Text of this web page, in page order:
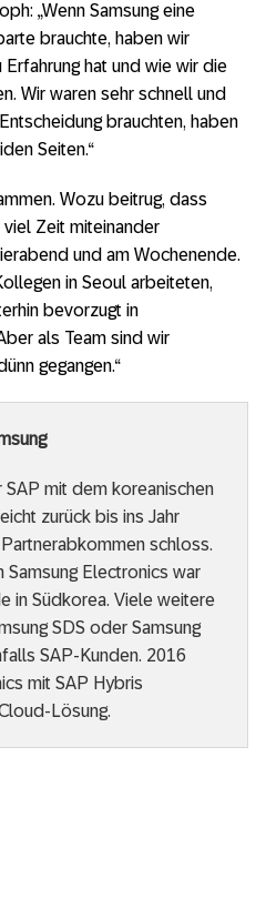
„Wenn Samsung eine
brauchte, haben wir
hat und wie wir die
Wir waren sehr schnell und
brauchten, haben
Seiten.“
Wozu beitrug, dass
viel Zeit miteinander
und am Wochenende.
in Seoul arbeiteten,
bevorzugt in
als Team sind wir
gegangen.“
mit dem koreanischen
zurück bis ins Jahr
schloss.
Samsung Electronics war
in Südkorea. Viele weitere
SDS oder Samsung
SAP-Kunden. 2016
mit SAP Hybris
Lösung.